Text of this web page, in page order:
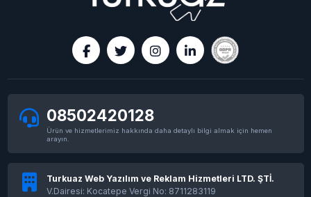
08502420128
Ürün ve hizmetlerimiz hakkında daha detaylı bilgi almak için hemen
arayın.
Turkuaz Web Yazılım ve Reklam Hizmetleri LTD. ŞTİ.
V.Dairesi: Kocatepe Vergi No: 8711283119